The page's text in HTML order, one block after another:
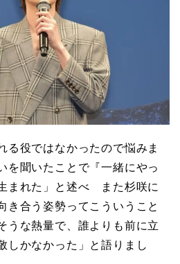
る役ではなかったので悩みま
を聞いたことで『一緒にやっ
まれた」と述べ また杉咲に
き合う姿勢ってこういうこと
うな熱量で、誰よりも前に立
しかなかった」と語りまし